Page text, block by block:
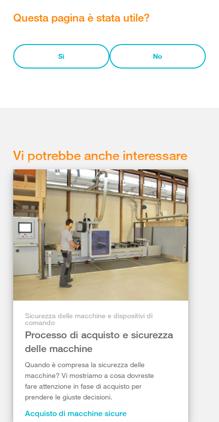
Questa pagina è stata utile?
Sì No
Vi potrebbe anche interessare
Sicurezza delle macchine e dispositivi di
comando
Processo di acquisto e sicurezza
delle macchine
Quando è compresa la sicurezza delle
macchine? Vi mostriamo a cosa dovreste
fare attenzione in fase di acquisto per
prendere le giuste decisioni.
Acquisto di macchine sicure